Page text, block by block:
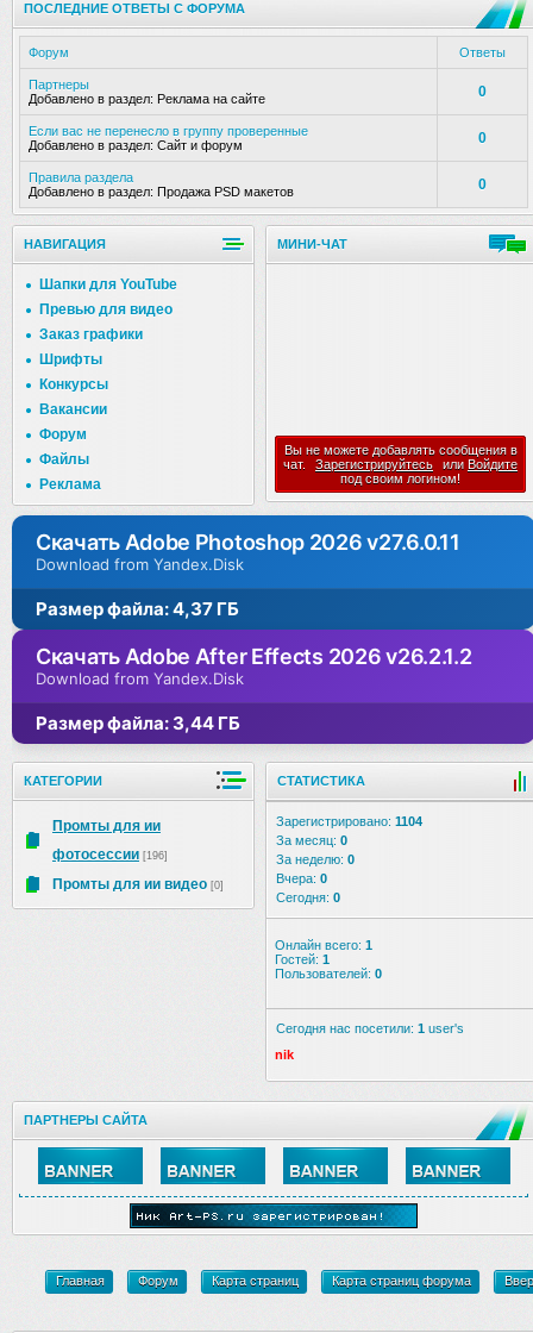
ПОСЛЕДНИЕ ОТВЕТЫ С ФОРУМА
Форум Ответы
Партнеры
Добавлено в раздел: Реклама на сайте 0
Если вас не перенесло в группу проверенные
Добавлено в раздел: Сайт и форум 0
Правила раздела
Добавлено в раздел: Продажа PSD макетов 0
НАВИГАЦИЯ
Шапки для YouTube
Превью для видео
Заказ графики
Шрифты
Конкурсы
Вакансии
Форум
Файлы
Реклама
МИНИ-ЧАТ
Вы не можете добавлять сообщения в
чат.
Зарегистрируйтесь или Войдите
под своим логином!
Скачать Adobe Photoshop 2026 v27.6.0.11
Download from Yandex.Disk
Размер файла: 4,37 ГБ
Скачать Adobe After Effects 2026 v26.2.1.2
Download from Yandex.Disk
Размер файла: 3,44 ГБ
КАТЕГОРИИ
Промты для ии
фотосессии [196]
Промты для ии видео [0]
СТАТИСТИКА
Зарегистрировано: 1104
За месяц: 0
За неделю: 0
Вчера: 0
Сегодня: 0
Онлайн всего: 1
Гостей: 1
Пользователей: 0
Сегодня нас посетили: 1 user's
nik
ПАРТНЕРЫ САЙТА
Главная Форум Карта страниц Карта страниц форума